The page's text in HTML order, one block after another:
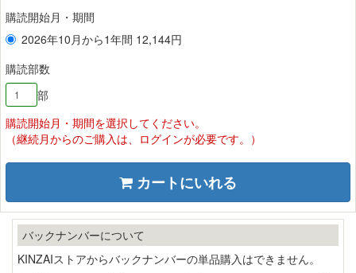
購読開始月・期間
2026年10月から1年間 12,144円
購読部数
部
購読開始月・期間を選択してください。
（継続月からのご購入は、ログインが必要です。）
カートにいれる
バックナンバーについて
KINZAIストアからバックナンバーの単品購入はできません。